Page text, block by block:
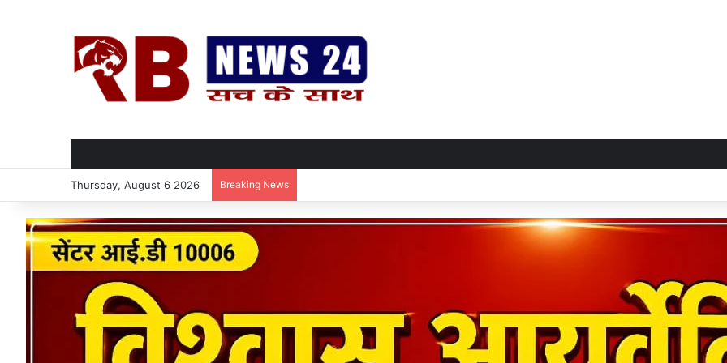
Thursday, August 6 2026 Breaking News